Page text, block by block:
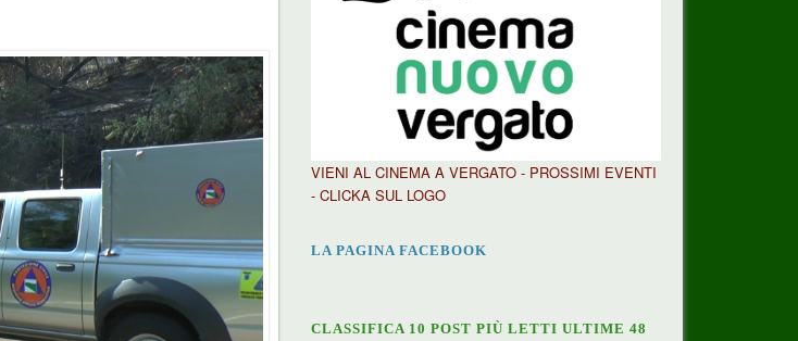
VIENI AL CINEMA A VERGATO - PROSSIMI EVENTI
- CLICKA SUL LOGO
LA PAGINA FACEBOOK
CLASSIFICA 10 POST PIÙ LETTI ULTIME 48